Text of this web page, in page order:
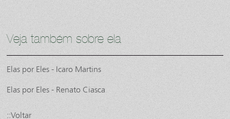
Veja também sobre ela
Elas por Eles - Icaro Martins
Elas por Eles - Renato Ciasca
::Voltar